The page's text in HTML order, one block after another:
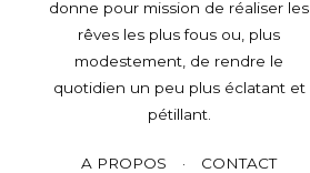
donne pour mission de réaliser les
rêves les plus fous ou, plus
modestement, de rendre le
quotidien un peu plus éclatant et
pétillant.
A PROPOS CONTACT